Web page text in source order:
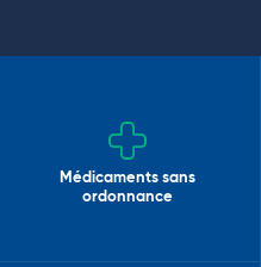
Médicaments sans
ordonnance